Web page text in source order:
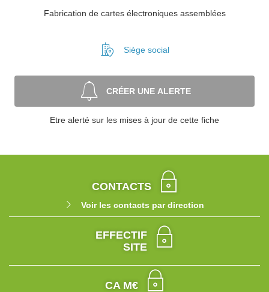
Fabrication de cartes électroniques assemblées
Siège social
CRÉER UNE ALERTE
Etre alerté sur les mises à jour de cette fiche
CONTACTS
Voir les contacts par direction
EFFECTIF
SITE
CA M€